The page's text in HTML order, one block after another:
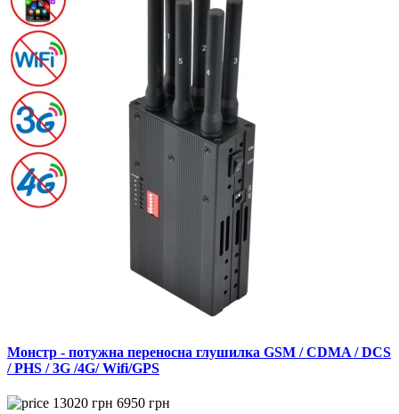
Монстр - потужна переносна глушилка GSM / CDMA / DCS
/ PHS / 3G /4G/ Wifi/GPS
13020 грн 6950 грн